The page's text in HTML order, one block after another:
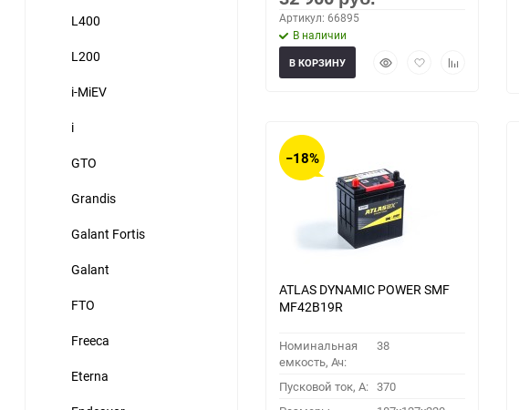
L400
L200
i-MiEV
i
GTO
Grandis
Galant Fortis
Galant
FTO
Freeca
Eterna
Артикул: 66895
В наличии
БыстрыйДобавитьДобавить
В КОРЗИНУ
−18%
ATLAS DYNAMIC POWER SMF
MF42B19R
Номинальная
емкость, Ач:
38
Пусковой ток, A: 370